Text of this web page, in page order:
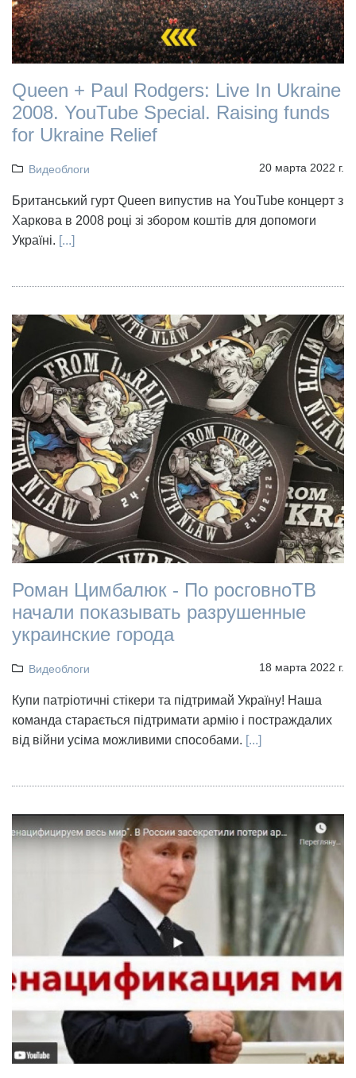
Queen + Paul Rodgers: Live In Ukraine
2008. YouTube Special. Raising funds
for Ukraine Relief
Видеоблоги 20 марта 2022 г.
Британський гурт Queen випустив на YouTube концерт з
Харкова в 2008 році зі збором коштів для допомоги
Україні. [...]
Роман Цимбалюк - По росговноТВ
начали показывать разрушенные
украинские города
Видеоблоги 18 марта 2022 г.
Купи патріотичні стікери та підтримай Україну! Наша
команда старається підтримати армію і постраждалих
від війни усіма можливими способами. [...]